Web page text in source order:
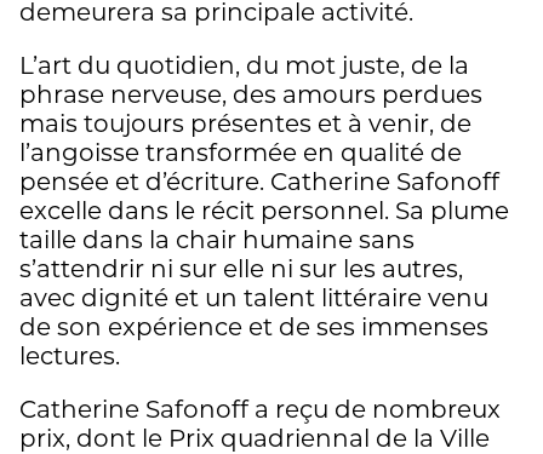
demeurera sa principale activité.
L’art du quotidien, du mot juste, de la
phrase nerveuse, des amours perdues
mais toujours présentes et à venir, de
l’angoisse transformée en qualité de
pensée et d’écriture. Catherine Safonoff
excelle dans le récit personnel. Sa plume
taille dans la chair humaine sans
s’attendrir ni sur elle ni sur les autres,
avec dignité et un talent littéraire venu
de son expérience et de ses immenses
lectures.
Catherine Safonoff a reçu de nombreux
prix, dont le Prix quadriennal de la Ville